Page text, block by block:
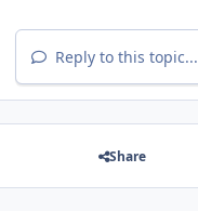
Reply to this topic...
Share